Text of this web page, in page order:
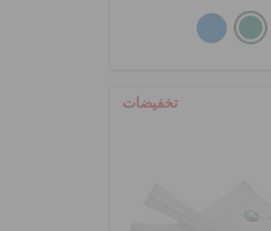
تخفيضات